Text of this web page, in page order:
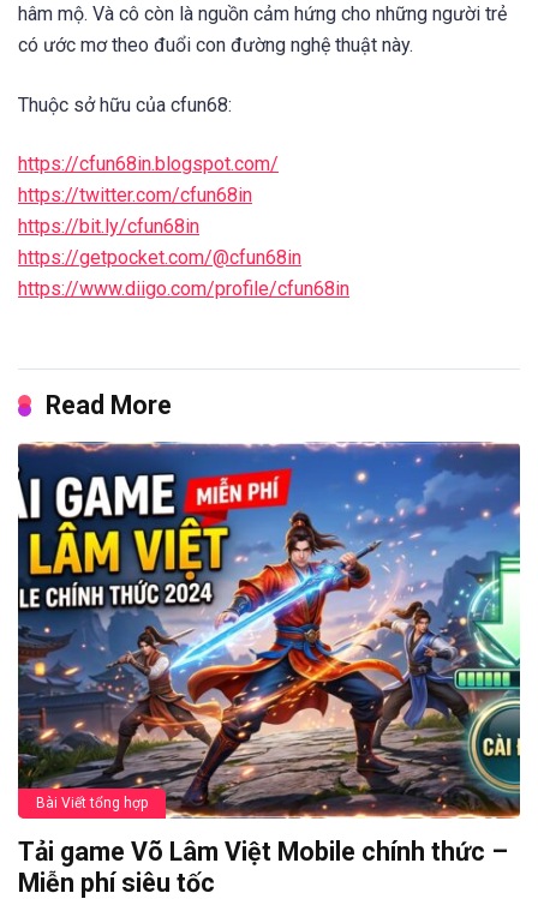
hâm mộ. Và cô còn là nguồn cảm hứng cho những người trẻ
có ước mơ theo đuổi con đường nghệ thuật này.
Thuộc sở hữu của cfun68:
https://cfun68in.blogspot.com/
https://twitter.com/cfun68in
https://bit.ly/cfun68in
https://getpocket.com/@cfun68in
https://www.diigo.com/profile/cfun68in
Read More
Bài Viết tổng hợp
Tải game Võ Lâm Việt Mobile chính thức –
Miễn phí siêu tốc